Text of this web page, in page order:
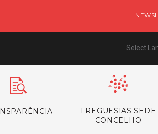
Select
FREGUESIAS SEDE
CONCELHO